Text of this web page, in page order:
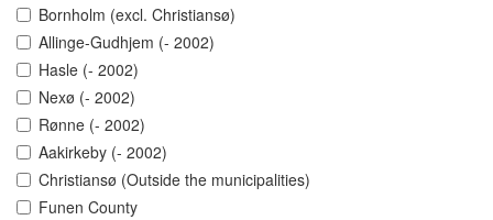
Bornholm (excl. Christiansø)
Allinge-Gudhjem (- 2002)
Hasle (- 2002)
Nexø (- 2002)
Rønne (- 2002)
Aakirkeby (- 2002)
Christiansø (Outside the municipalities)
Funen County